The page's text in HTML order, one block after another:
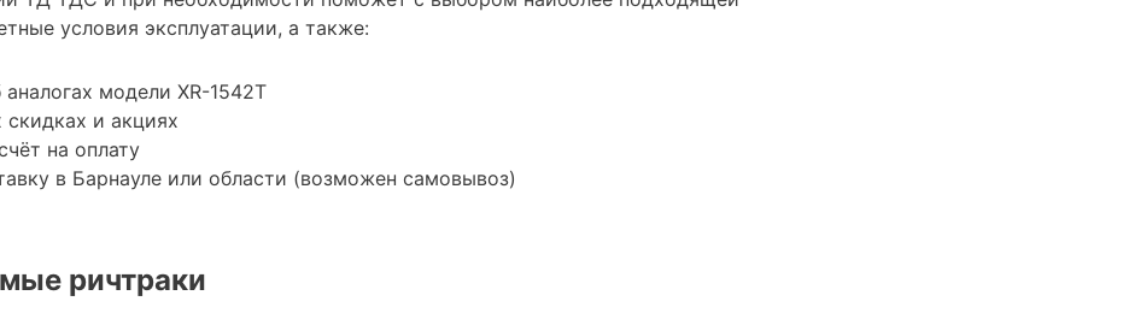
условия эксплуатации, а также:
модели XR-1542T
и акциях
на оплату
в Барнауле или области (возможен самовывоз)
ричтраки